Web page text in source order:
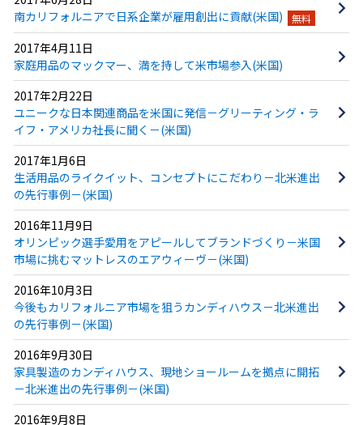
南カリフォルニアで日系企業が雇用創出に貢献(米国)
無料
2017年4月11日
家庭用品のマックマー、満を持して米市場参入(米国)
2017年2月22日
ユニークな日本関連商品を米国に発信－グリーティング・ラ
イフ・アメリカ社長に聞く－(米国)
2017年1月6日
生活用品のライクイット、コンセプトにこだわり－北米進出
の先行事例－(米国)
2016年11月9日
オリンピック選手愛用をアピールしてブランドづくり－米国
市場に挑むマットレスのエアウィーヴ－(米国)
2016年10月3日
今後もカリフォルニア市場を狙うカンディハウス－北米進出
の先行事例－(米国)
2016年9月30日
家具製造のカンディハウス、現地ショールームを拠点に開拓
－北米進出の先行事例－(米国)
2016年9月8日